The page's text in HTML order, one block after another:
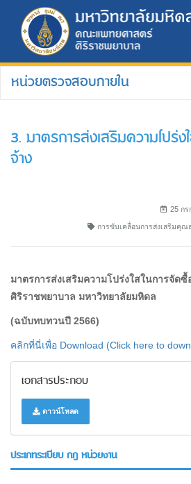
หน่วยตรวจสอบภายใน
3. มาตรการส่งเสริมความโปร่
จ้าง
25 ก
การขับเคลื่อนการส่งเสริมคุ
มาตรการส่งเสริมความโปร่งใสในการจัด
ศิริราชพยาบาล มหาวิทยาลัยมหิดล
(ฉบับทบทวนปี 2566)
คลิกที่นี่เพื่อ Download (Click here to
เอกสารประกอบ
ดาวน์โหลด
ประเภทระเบียบ กฎ หน่วยงาน